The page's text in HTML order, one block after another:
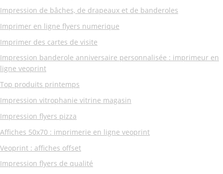
Impression de bâches, de drapeaux et de banderoles
Imprimer en ligne flyers numerique
Imprimer des cartes de visite
Impression banderole anniversaire personnalisée : imprimeur en
ligne veoprint
Top produits printemps
Impression vitrophanie vitrine magasin
Impression flyers pizza
Affiches 50x70 : imprimerie en ligne veoprint
Veoprint : affiches offset
Impression flyers de qualité